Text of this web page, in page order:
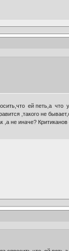
ей петь,а
,такого не
не иначе?